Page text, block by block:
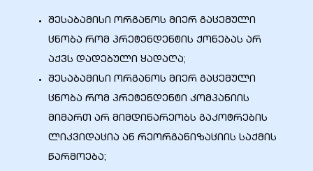
შესაბამისი ორგანოს მიერ გაცემული
ცნობა რომ პრეტენდენტის ქონებას არ
აქვს დადებული ყადაღა;
შესაბამისი ორგანოს მიერ გაცემული
ცნობა რომ პრეტენდენტი კომპანიის
მიმართ არ მიმდინარეობს გაკოტრების
ლიკვიდაცია ან რეორგანიზაციის საქმის
წარმოება;